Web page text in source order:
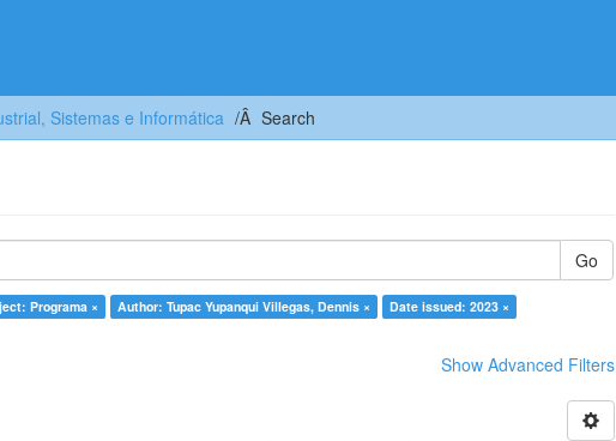
Sistemas e Informática Search
Go
Programa × Author: Tupac Yupanqui Villegas, Dennis ×
Date issued: 2023 ×
Show Advanced Filters